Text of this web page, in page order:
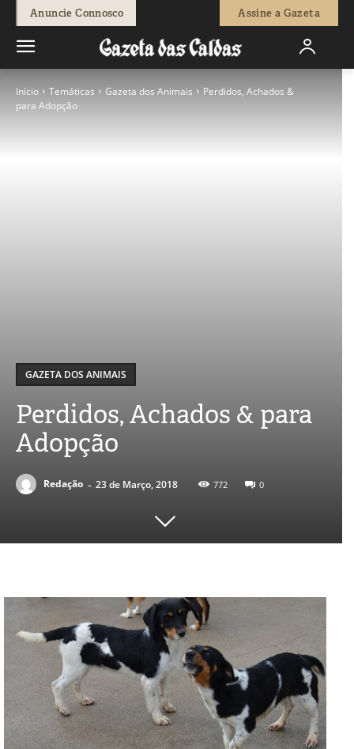
Anuncie Connosco Assine a Gazeta
Início Temáticas Gazeta dos Animais
Perdidos, Achados &
para Adopção
GAZETA DOS ANIMAIS
Perdidos, Achados & para
Adopção
Redação - 23 de Março, 2018 772 0